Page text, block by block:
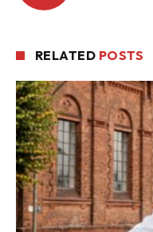
RELATED POSTS